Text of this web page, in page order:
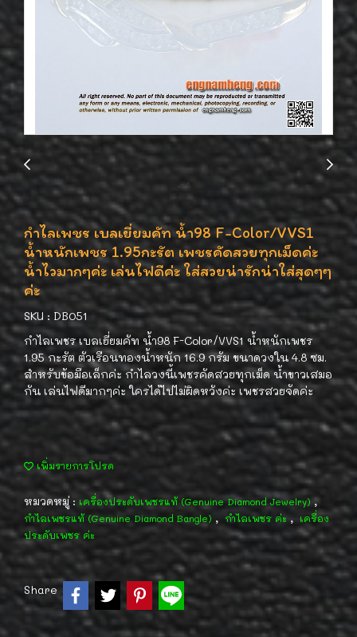
กำไลเพชร เบลเยี่ยมคัท น้ำ98 F-Color/VVS1
น้ำหนักเพชร 1.95กะรัต เพชรคัดสวยทุกเม็ดค่ะ
น้ำไวมากๆค่ะ เล่นไฟดีค่ะ ใส่สวยน่ารักน่าใส่สุดๆๆ
ค่ะ
SKU : DB051
กำไลเพชร เบลเยี่ยมคัท น้ำ98 F-Color/VVS1 น้ำหนักเพชร
1.95 กะรัต ตัวเรือนทองน้ำหนัก 16.9 กรัม ขนาดวงใน 4.8 ซม.
สำหรับข้อมือเล็กค่ะ กำไลวงนี้เพชรคัดสวยทุกเม็ด น้ำขาวเสมอ
กัน เล่นไฟดีมากๆค่ะ ใครได้ไปไม่ผิดหวังค่ะ เพชรสวยจัดค่ะ
เพิ่มรายการโปรด
หมวดหมู่ : เครื่องประดับเพชรแท้ (Genuine Diamond Jewelry) ,
กำไลเพชรแท้ (Genuine Diamond Bangle) , กำไลเพชร ค่ะ , เครื่อง
ประดับเพชร ค่ะ
Share